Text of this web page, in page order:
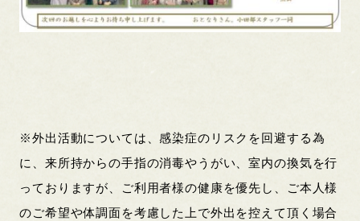
※外出活動については、感染症のリスクを回避する為
に、来所持からの手指の消毒やうがい、室内の換気を行
っておりますが、ご利用者様の健康を優先し、ご本人様
のご希望や体調面を考慮した上で外出を控えて頂く場合